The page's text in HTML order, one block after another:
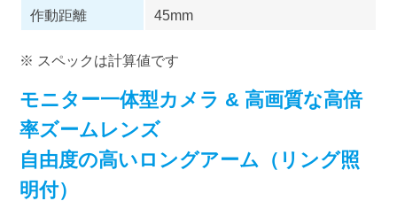
作動距離 45mm
※ スペックは計算値です
モニター一体型カメラ & 高画質な高倍
率ズームレンズ
自由度の高いロングアーム（リング照
明付）